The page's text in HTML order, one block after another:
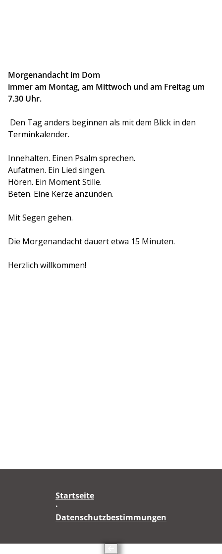
Morgenandacht im Dom
immer am Montag, am Mittwoch und am Freitag um
7.30 Uhr.
Den Tag anders beginnen als mit dem Blick in den
Terminkalender.
Innehalten. Einen Psalm sprechen.
Aufatmen. Ein Lied singen.
Hören. Ein Moment Stille.
Beten. Eine Kerze anzünden.
Mit Segen gehen.
Die Morgenandacht dauert etwa 15 Minuten.
Herzlich willkommen!
Startseite
·
Datenschutzbestimmungen